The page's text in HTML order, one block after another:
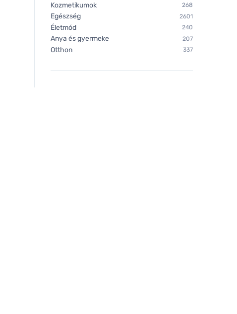
Kozmetikumok 268
Egészség 2601
Életmód 240
Anya és gyermeke 207
Otthon 337